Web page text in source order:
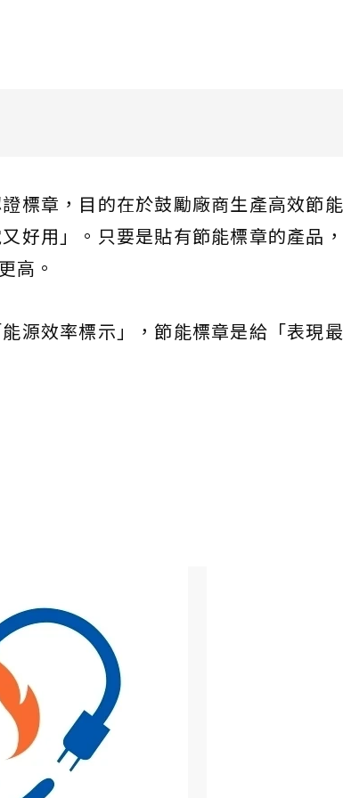
標章，目的在於鼓勵廠商生產高效節
好用」。只要是貼有節能標章的產品
高。
源效率標示」，節能標章是給「表現